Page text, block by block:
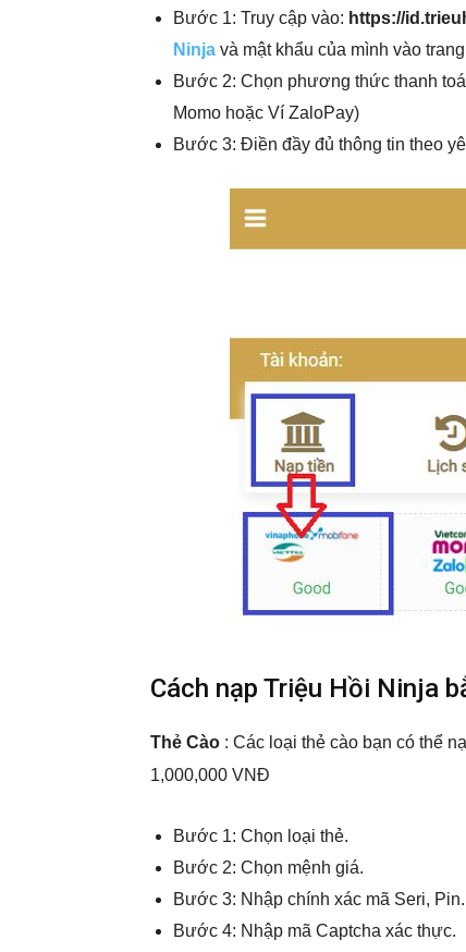
Bước 1: Truy cập vào: https://
Ninja và mật khẩu của mình vào
Bước 2: Chọn phương thức thanh
Momo hoặc Ví ZaloPay)
Bước 3: Điền đầy đủ thông tin theo
Cách nạp Triệu Hồi Ninja
Thẻ Cào : Các loại thẻ cào bạn có thể
1,000,000 VNĐ
Bước 1: Chọn loại thẻ.
Bước 2: Chọn mệnh giá.
Bước 3: Nhập chính xác mã Seri, Pin.
Bước 4: Nhập mã Captcha xác thực.